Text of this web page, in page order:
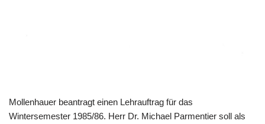
Mollenhauer beantragt einen Lehrauftrag für das
Wintersemester 1985/86. Herr Dr. Michael Parmentier soll als